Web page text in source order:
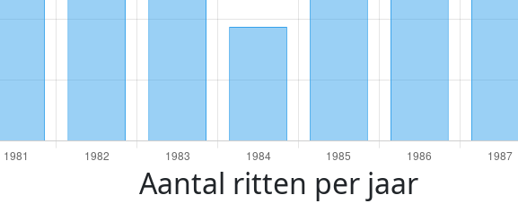
Aantal ritten per jaar